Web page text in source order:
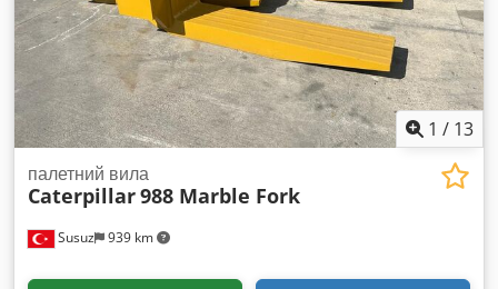
1 / 13
Susuz 939 km
палетний вила
Caterpillar988 Marble Fork